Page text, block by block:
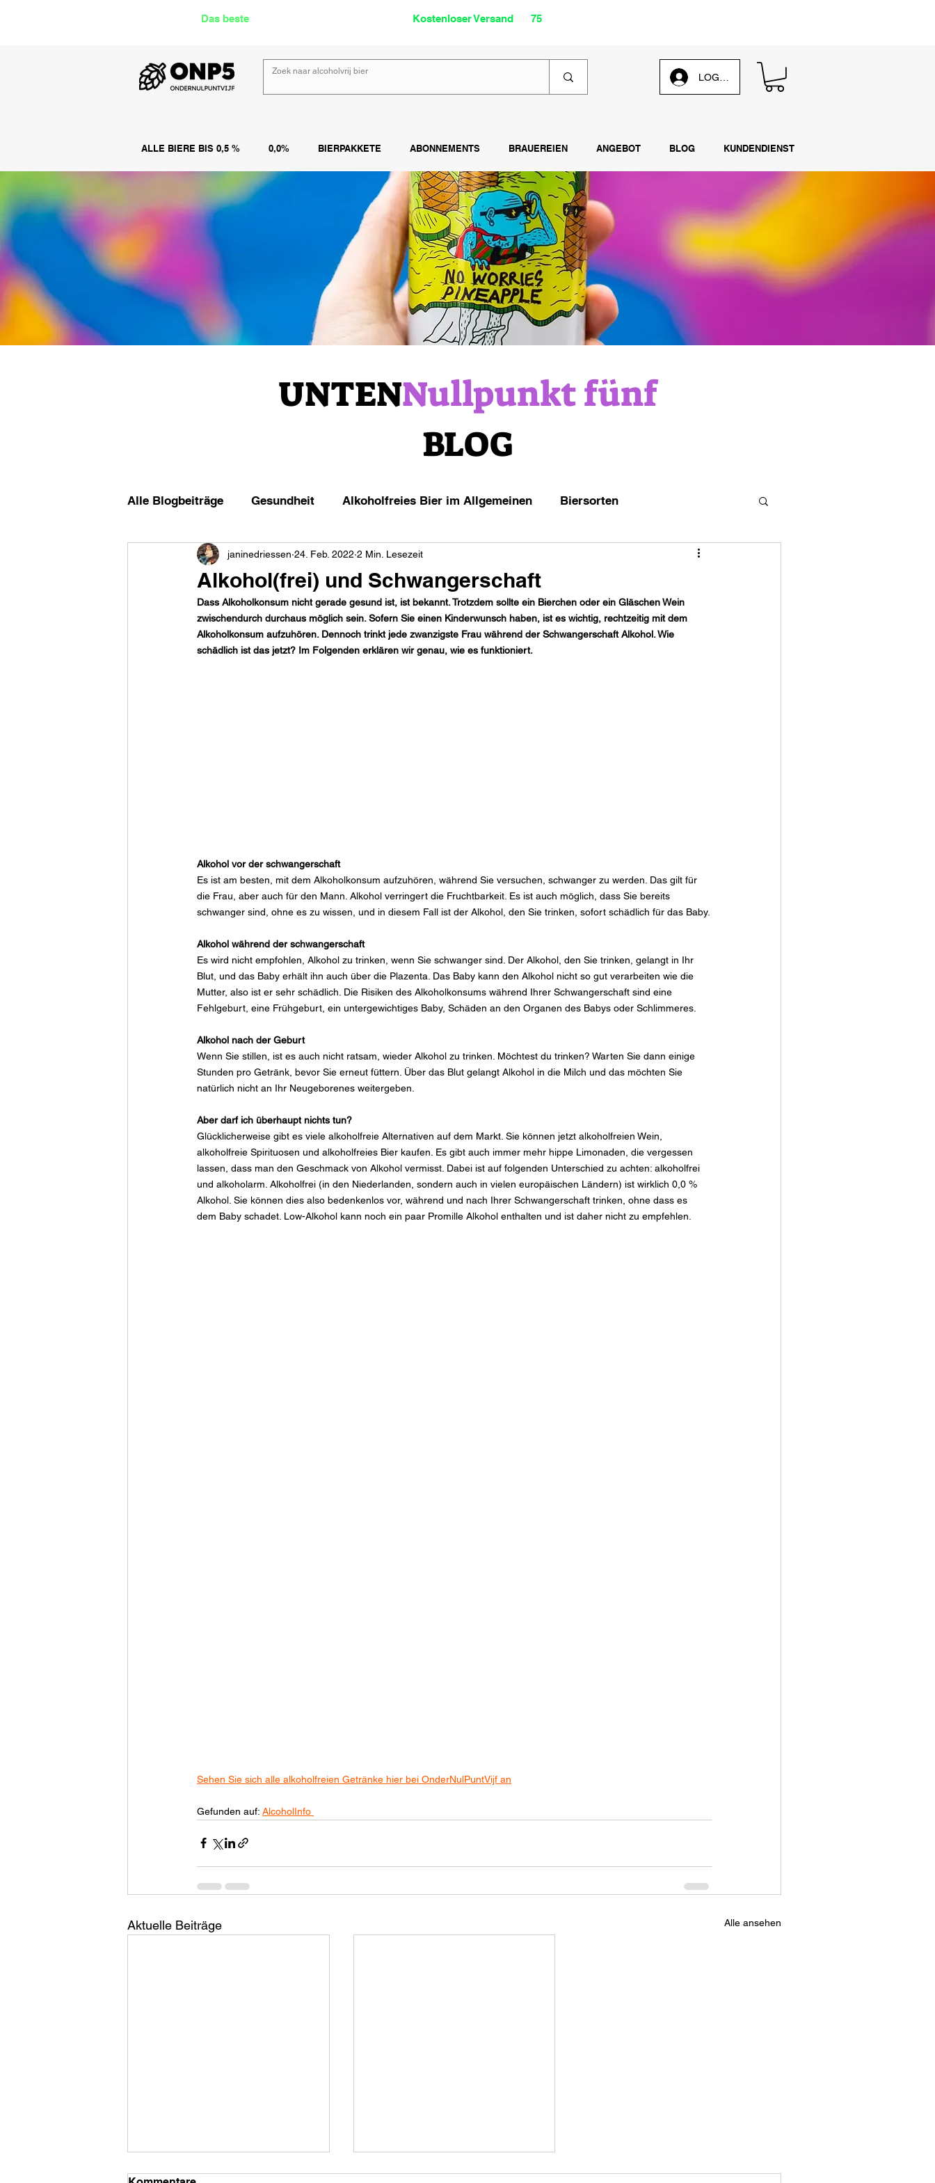
Das beste Kostenloser Versand 75
Alle Blogbeiträge Gesundheit Alkoholfreies Bier im Allgemeinen Biersorten
Alkohol(frei) und Schwangerschaft
janinedriessen 24. Feb. 2022 2 Min. Lesezeit
Dass Alkoholkonsum nicht gerade gesund ist, ist bekannt. Trotzdem sollte ein Bierchen oder ein Gläschen Wein
zwischendurch durchaus möglich sein. Sofern Sie einen Kinderwunsch haben, ist es wichtig, rechtzeitig mit dem
Alkoholkonsum aufzuhören. Dennoch trinkt jede zwanzigste Frau während der Schwangerschaft Alkohol. Wie
schädlich ist das jetzt? Im Folgenden erklären wir genau, wie es funktioniert.
Alkohol vor der schwangerschaft
Es ist am besten, mit dem Alkoholkonsum aufzuhören, während Sie versuchen, schwanger zu werden. Das gilt für
die Frau, aber auch für den Mann. Alkohol verringert die Fruchtbarkeit. Es ist auch möglich, dass Sie bereits
schwanger sind, ohne es zu wissen, und in diesem Fall ist der Alkohol, den Sie trinken, sofort schädlich für das Baby.
Alkohol während der schwangerschaft
Es wird nicht empfohlen, Alkohol zu trinken, wenn Sie schwanger sind. Der Alkohol, den Sie trinken, gelangt in Ihr
Blut, und das Baby erhält ihn auch über die Plazenta. Das Baby kann den Alkohol nicht so gut verarbeiten wie die
Mutter, also ist er sehr schädlich. Die Risiken des Alkoholkonsums während Ihrer Schwangerschaft sind eine
Fehlgeburt, eine Frühgeburt, ein untergewichtiges Baby, Schäden an den Organen des Babys oder Schlimmeres.
Alkohol nach der Geburt
Wenn Sie stillen, ist es auch nicht ratsam, wieder Alkohol zu trinken. Möchtest du trinken? Warten Sie dann einige
Stunden pro Getränk, bevor Sie erneut füttern. Über das Blut gelangt Alkohol in die Milch und das möchten Sie
natürlich nicht an Ihr Neugeborenes weitergeben.
Aber darf ich überhaupt nichts tun?
Glücklicherweise gibt es viele alkoholfreie Alternativen auf dem Markt. Sie können jetzt alkoholfreien Wein,
alkoholfreie Spirituosen und alkoholfreies Bier kaufen. Es gibt auch immer mehr hippe Limonaden, die vergessen
lassen, dass man den Geschmack von Alkohol vermisst. Dabei ist auf folgenden Unterschied zu achten: alkoholfrei
und alkoholarm. Alkoholfrei (in den Niederlanden, sondern auch in vielen europäischen Ländern) ist wirklich 0,0 %
Alkohol. Sie können dies also bedenkenlos vor, während und nach Ihrer Schwangerschaft trinken, ohne dass es
dem Baby schadet. Low-Alkohol kann noch ein paar Promille Alkohol enthalten und ist daher nicht zu empfehlen.
Sehen Sie sich alle alkoholfreien Getränke hier bei OnderNulPuntVijf an
Gefunden auf: AlcoholInfo
Aktuelle Beiträge Alle ansehen
Alkohol ist das neue
UNTENNullpunkt fünf
BLOG
LOG IN
ALLE BIERE BIS 0,5 % 0,0% BIERPAKKETE ABONNEMENTS BRAUEREIEN ANGEBOT BLOG KUNDENDIENST